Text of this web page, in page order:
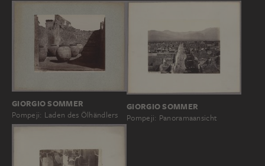
GIORGIO SOMMER
Pompeji: Laden des Ölhändlers
GIORGIO SOMMER
Pompeji: Panoramaansicht